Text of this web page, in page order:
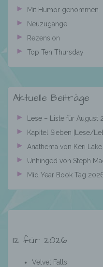
Mit Humor genommen
Neuzugänge
Rezension
Top Ten Thursday
Aktuelle Beiträge
Lese – Liste für August
Kapitel Sieben [Lese/
Anathema von Keri Lake
Unhinged von Steph
Mid Year Book Tag
12 für 2026
Velvet Falls
Markierung
e) Profiling
Profiling ist jede
Verarbeitung
darin besteht,
werden, um
die sich auf eine
Interessen,
vorherzusagen.